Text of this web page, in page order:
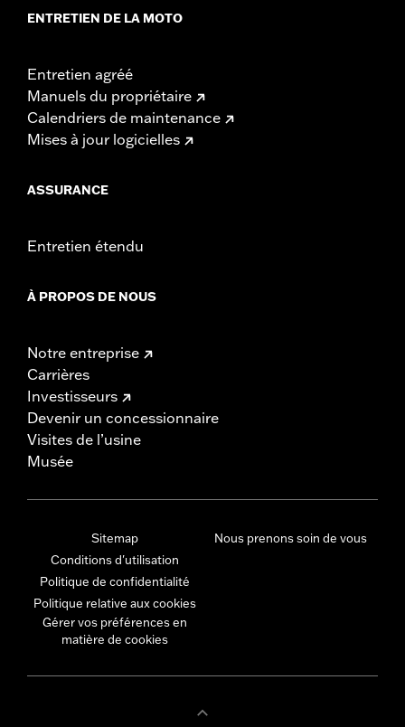
ENTRETIEN DE LA MOTO
Entretien agréé
Manuels du propriétaire
Calendriers de maintenance
Mises à jour logicielles
ASSURANCE
Entretien étendu
À PROPOS DE NOUS
Notre entreprise
Carrières
Investisseurs
Devenir un concessionnaire
Visites de l’usine
Musée
Sitemap
Conditions d'utilisation
Politique de confidentialité
Politique relative aux cookies
Gérer vos préférences en
matière de cookies
Nous prenons soin de vous